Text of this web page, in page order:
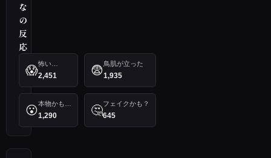
な
の
反
応
😱怖い…
2,451 😨鳥肌が立った
1,935
😮本物かも…
1,290 🤔フェイクかも？
645